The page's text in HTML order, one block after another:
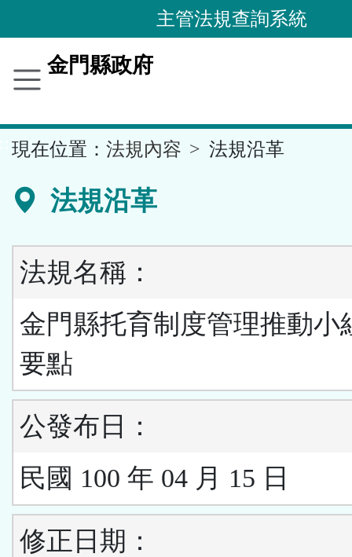
到
要
容
區
主管法規查詢系統
金門縣政府
現在位置： 法規內容 法規沿革
法規沿革
法規名稱：
金門縣托育制度管理推動小
要點
公發布日：
民國 100 年 04 月 15 日
修正日期：